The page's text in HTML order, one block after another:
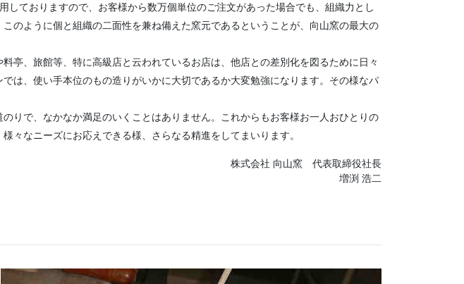
ておりますので、お客様から数万個単位のご注文があった場合でも、組織力とし
のように個と組織の二面性を兼ね備えた窯元であるということが、向山窯の最大の
亭、旅館等、特に高級店と云われているお店は、他店との差別化を図るために日々
は、使い手本位のもの造りがいかに大切であるか大変勉強になります。その様なパ
りで、なかなか満足のいくことはありません。これからもお客様お一人おひとりの
々なニーズにお応えできる様、さらなる精進をしてまいります。
株式会社 向山窯 代表取締役社長
増渕 浩二